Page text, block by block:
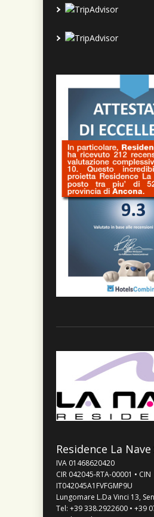
Residence La
IVA 01468620420
CIR 042045-RTA-00001 • CIN
IT042045A1FVFGMP9U
Lungomare L.Da Vinci 13,
Tel: +39 338.2922600 • +39